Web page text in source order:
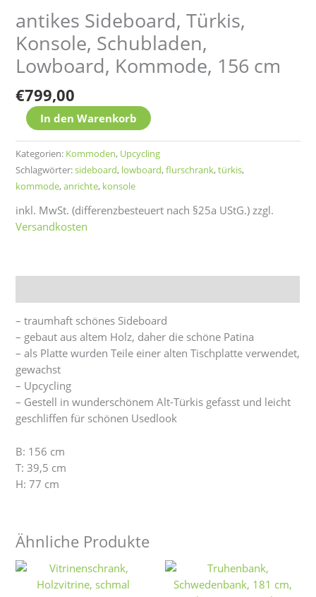
antikes Sideboard, Türkis,
Konsole, Schubladen,
Lowboard, Kommode, 156 cm
€799,00
In den Warenkorb
Kategorien: Kommoden, Upcycling
Schlagwörter:sideboard, lowboard,flurschrank,türkis,
kommode,anrichte, konsole
inkl. MwSt. (differenzbesteuert nach §25a UStG.) zzgl.
Versandkosten
– traumhaft schönes Sideboard
– gebaut aus altem Holz, daher die schöne Patina
– als Platte wurden Teile einer alten Tischplatte verwendet,
gewachst
– Upcycling
– Gestell in wunderschönem Alt-Türkis gefasst und leicht
geschliffen für schönen Usedlook
B: 156 cm
T: 39,5 cm
H: 77 cm
Ähnliche Produkte